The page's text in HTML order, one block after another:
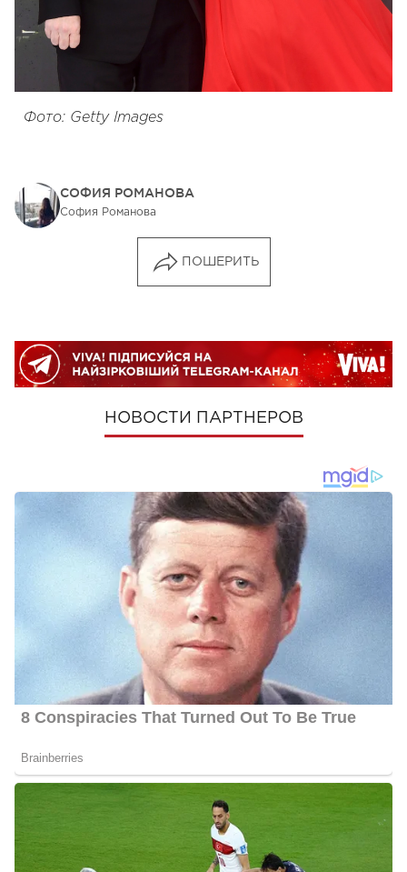
Фото: Getty Images
СОФИЯ РОМАНОВА
София Романова
ПОШЕРИТЬ
НОВОСТИ ПАРТНЕРОВ